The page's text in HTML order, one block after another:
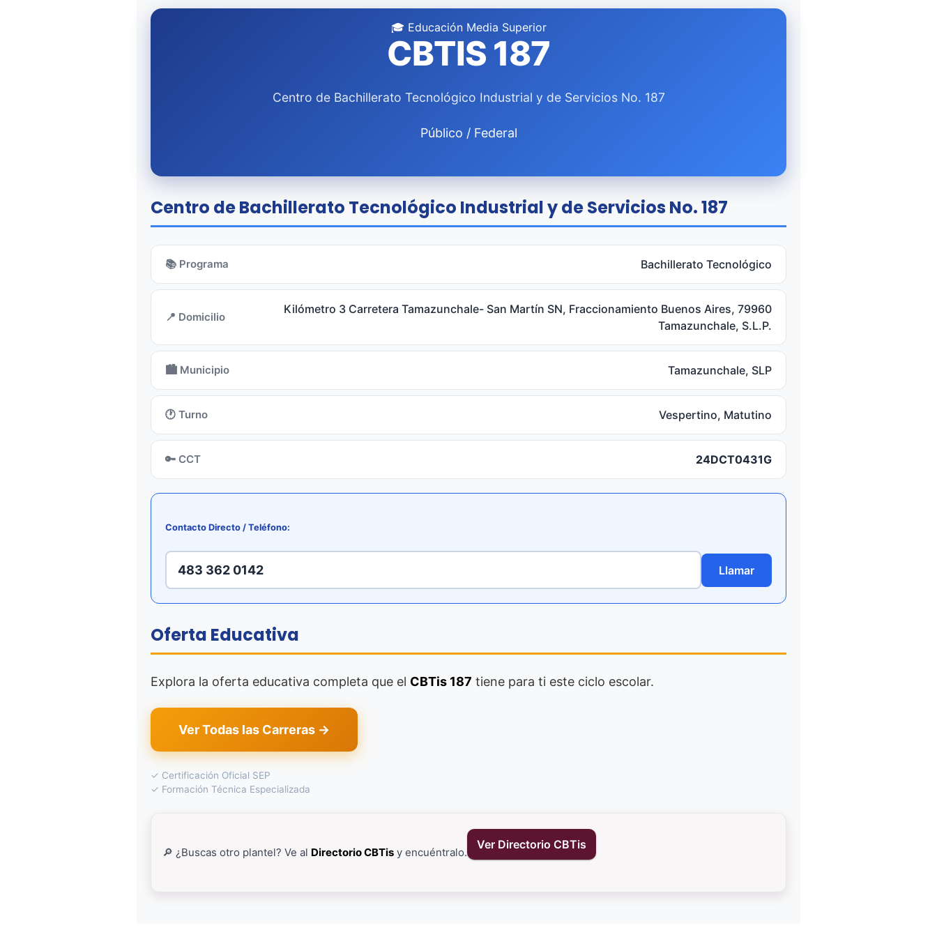
🎓 Educación Media Superior
CBTIS 187
Centro de Bachillerato Tecnológico Industrial y de Servicios No. 187
Público / Federal
Centro de Bachillerato Tecnológico Industrial y de Servicios No. 187
📚 Programa Bachillerato Tecnológico
📍 Domicilio
Kilómetro 3 Carretera Tamazunchale- San Martín SN, Fraccionamiento Buenos Aires, 79960
Tamazunchale, S.L.P.
🏙️ Municipio Tamazunchale, SLP
🕐 Turno Vespertino, Matutino
🔑 CCT 24DCT0431G
Contacto Directo / Teléfono:
483 362 0142 Llamar
Oferta Educativa
Explora la oferta educativa completa que el CBTis 187 tiene para ti este ciclo escolar.
Ver Todas las Carreras →
✓ Certificación Oficial SEP
✓ Formación Técnica Especializada
🔎 ¿Buscas otro plantel? Ve al Directorio CBTis y encuéntralo.
Ver Directorio CBTis